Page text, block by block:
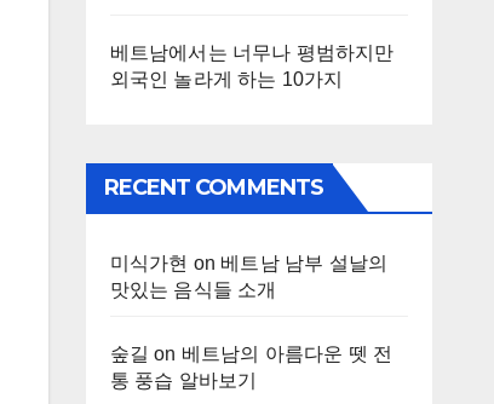
베트남에서는 너무나 평범하지만
외국인 놀라게 하는 10가지
RECENT COMMENTS
미식가현 on 베트남 남부 설날의
맛있는 음식들 소개
숲길 on 베트남의 아름다운 뗏 전
통 풍습 알바보기